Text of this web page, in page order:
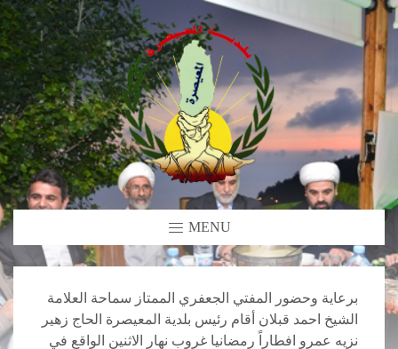
MENU
برعاية وحضور المفتي الجعفري الممتاز سماحة العلامة
الشيخ احمد قبلان أقام رئيس بلدية المعيصرة الحاج زهير
نزيه عمرو افطاراً رمضانيا غروب نهار الاثنين الواقع في